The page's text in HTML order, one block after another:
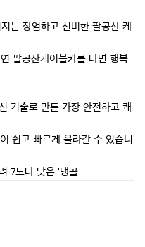
는 장엄하고 신비한 팔공산 케
팔공산케이블카를 타면 행복
기술로 만든 가장 안전하고 쾌
쉽고 빠르게 올라갈 수 있습니
7도나 낮은 '냉골...